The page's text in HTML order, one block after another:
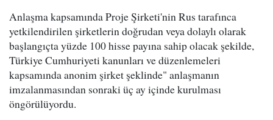
Anlaşma kapsamında Proje Şirketi'nin Rus tarafınca
yetkilendirilen şirketlerin doğrudan veya dolaylı olarak
başlangıçta yüzde 100 hisse payına sahip olacak şekilde,
Türkiye Cumhuriyeti kanunları ve düzenlemeleri
kapsamında anonim şirket şeklinde" anlaşmanın
imzalanmasından sonraki üç ay içinde kurulması
öngörülüyordu.